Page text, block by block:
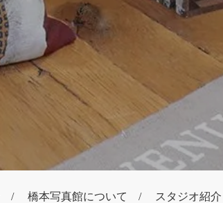
橋本写真館について スタジオ紹介